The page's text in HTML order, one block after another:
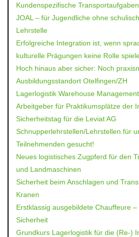
Kundenspezifische
JOAL – für Jugendliche ohne
Lehrstelle
Erfolgreiche Integration ist, wenn
kulturelle Prägungen keine Rolle
Hoch hinaus aber sicher: Noch
Ausbildungsstandort Otelfingen/ZH
Lagerlogistik Warehouse Management
Arbeitgeber für Praktikumsplätze der
Sicherheitstag für die Leviat AG
Schnupperlehrstellen/Lehrstellen für
Teilnehmenden gesucht!
Neues logistisches Zugpferd für den
und Landmaschinen
Sicherheit beim Anschlagen und
Kranen
Erstklassig ausgebildete Chauffeure
Sicherheit
Grundkurs Lagerlogistik für die (Re-)